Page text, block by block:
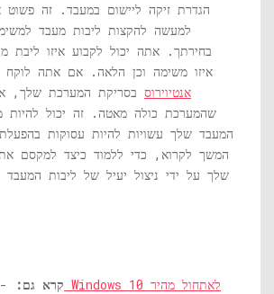
הגדרת זיקה ליישום במעבד. זה פשוט
למעשה להקצות ליבות מעבד
בחירתך. אתה יכול לקבוע איזו ליבת
איזו משימה וכן הלאה. אם אתה
אנטיוירוס בסריקת המערכת שלך,
שהמערכת כולה מאטה. זה יכול להיות
המעבד שלך עשויות להיות עסוקות
המשך לקרוא, כדי ללמוד כיצד למקסם
שלך על ידי ניצול יעיל של ליבות
קרא גם: -